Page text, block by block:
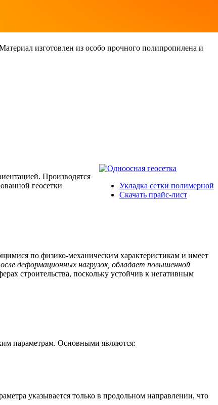
изготовлен из особо прочного полипропилена и
Укладка сетки полимерной
Скачать прайс-лист
Производятся
геосетки
по физико-механическим характеристикам и имеет
деформационных нагрузок, обладает повышенной
строительства, поскольку устойчив к негативным
параметрам. Основными являются:
указывается только в продольном направлении, что